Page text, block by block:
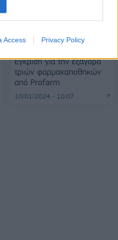
Access Privacy Policy
Έγκριση για την εξαγορά
τριών φαρμακαποθηκών
από Profarm
10/01/2024 - 10:07